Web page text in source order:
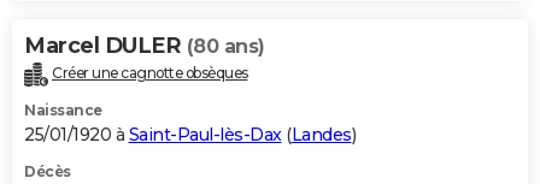
Marcel DULER (80 ans)
Créer une cagnotte obsèques
Naissance
25/01/1920 à Saint-Paul-lès-Dax(Landes)
Décès